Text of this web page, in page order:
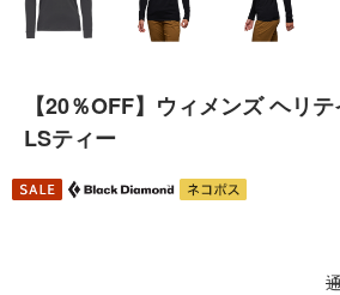
【20％OFF】ウィメンズ ヘリ
LSティー